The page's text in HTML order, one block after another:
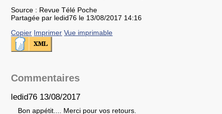
Source : Revue Télé Poche
Partagée par ledid76 le 13/08/2017 14:16
Copier Imprimer Vue imprimable
Commentaires
ledid76 13/08/2017
Bon appétit.... Merci pour vos retours.